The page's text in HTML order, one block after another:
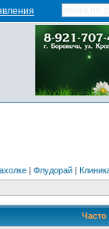
| Флудорай |